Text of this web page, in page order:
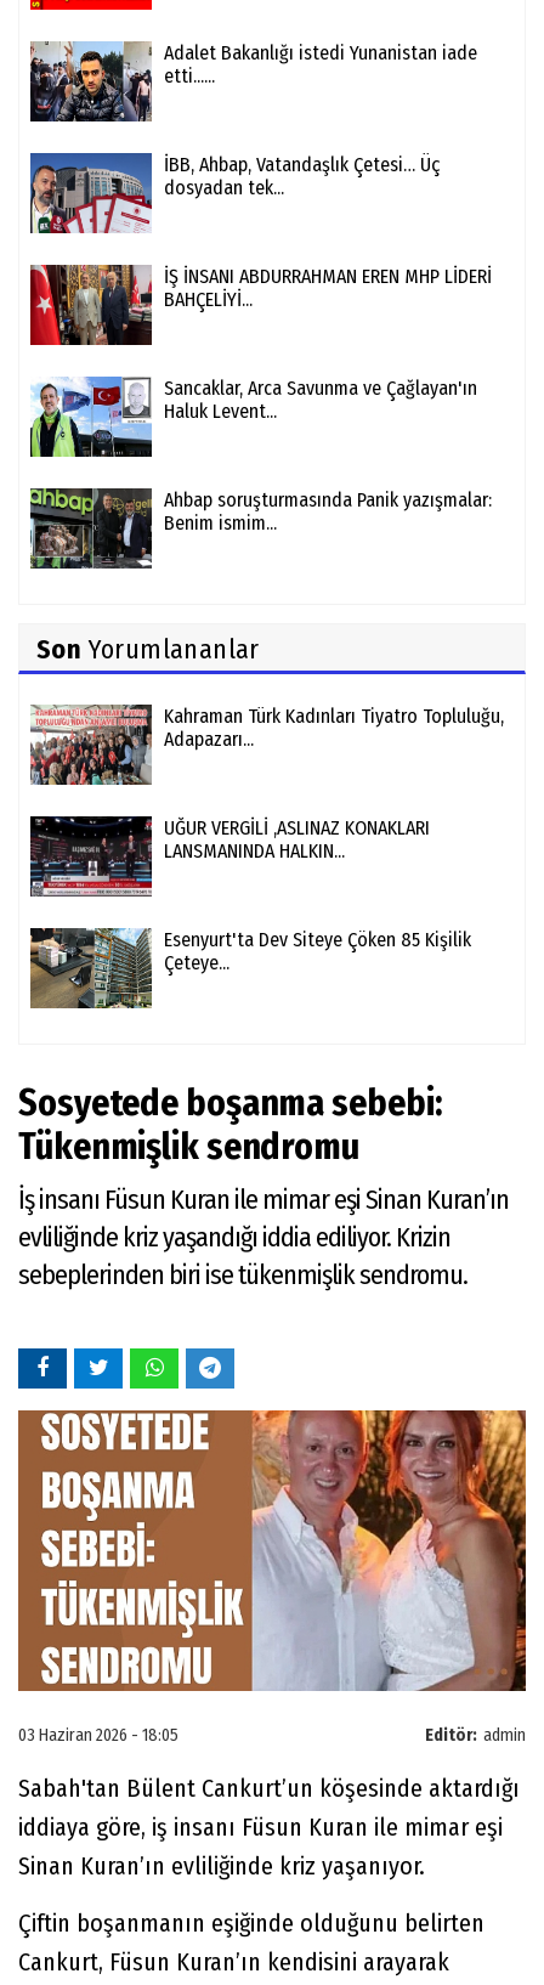
Adalet Bakanlığı istedi Yunanistan iade
etti......
İBB, Ahbap, Vatandaşlık Çetesi… Üç
dosyadan tek...
İŞ İNSANI ABDURRAHMAN EREN MHP LİDERİ
BAHÇELİYİ...
Sancaklar, Arca Savunma ve Çağlayan'ın
Haluk Levent...
Ahbap soruşturmasında Panik yazışmalar:
Benim ismim...
Son Yorumlananlar
Kahraman Türk Kadınları Tiyatro Topluluğu,
Adapazarı...
UĞUR VERGİLİ ,ASLINAZ KONAKLARI
LANSMANINDA HALKIN...
Esenyurt'ta Dev Siteye Çöken 85 Kişilik
Çeteye...
Sosyetede boşanma sebebi:
Tükenmişlik sendromu
İş insanı Füsun Kuran ile mimar eşi Sinan Kuran’ın
evliliğinde kriz yaşandığı iddia ediliyor. Krizin
sebeplerinden biri ise tükenmişlik sendromu.
Editör: admin
03 Haziran 2026 - 18:05
Sabah'tan Bülent Cankurt’un köşesinde aktardığı
iddiaya göre, iş insanı Füsun Kuran ile mimar eşi
Sinan Kuran’ın evliliğinde kriz yaşanıyor.
Çiftin boşanmanın eşiğinde olduğunu belirten
Cankurt, Füsun Kuran’ın kendisini arayarak